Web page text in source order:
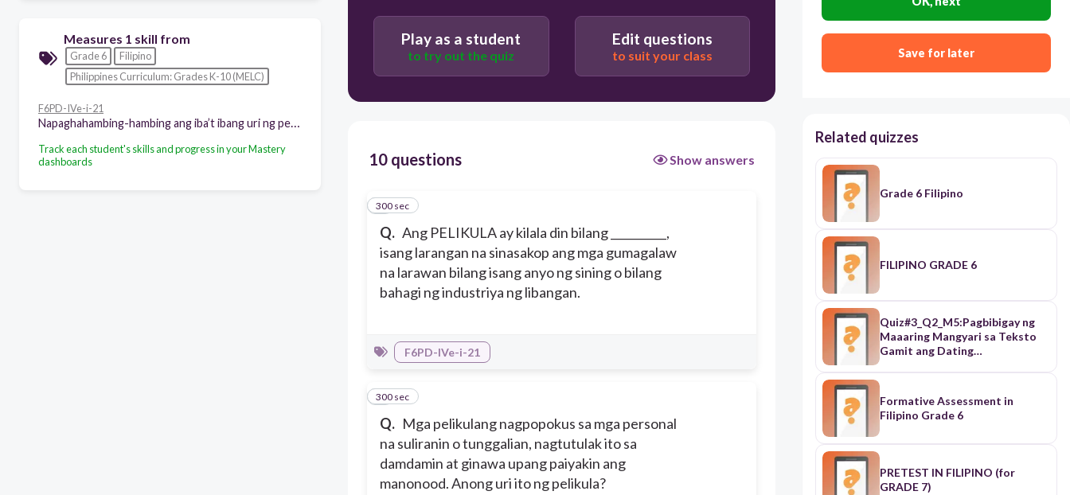
Measures 1 skill from
Grade 6
Filipino
Philippines Curriculum: Grades K-10 (MELC)
F6PD-IVe-i-21
Track each student's skills and progress in your Mastery
dashboards
PATALASTAS
Play as a student
to try out the quiz
Edit questions
to suit your class
10 questions Show answers
Q. Ang PELIKULA ay kilala din bilang __________,
isang larangan na sinasakop ang mga gumagalaw
na larawan bilang isang anyo ng sining o bilang
bahagi ng industriya ng libangan.
1
300 sec
F6PD-IVe-i-21
Q. Mga pelikulang nagpopokus sa mga personal
na suliranin o tunggalian, nagtutulak ito sa
damdamin at ginawa upang paiyakin ang
manonood. Anong uri ito ng pelikula?
2
300 sec
Save for later
Related quizzes
Grade 6 Filipino
FILIPINO GRADE 6
Quiz#3_Q2_M5:Pagbibigay ng
Maaaring Mangyari sa Teksto
Gamit ang Dating
Kaalaman/Karanasan
Formative Assessment in
Filipino Grade 6
PRETEST IN FILIPINO (for
GRADE 7)